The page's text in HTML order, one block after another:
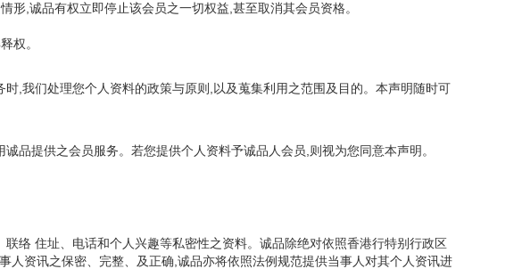
,诚品有权立即停止该会员之一切权益,甚至取消其会员资格。
权。
,我们处理您个人资料的政策与原则,以及蒐集利用之范围及目的。本声明随时可
品提供之会员服务。若您提供个人资料予诚品人会员,则视为您同意本声明。
络 住址、电话和个人兴趣等私密性之资料。诚品除绝对依照香港行特别行政区
人资讯之保密、完整、及正确,诚品亦将依照法例规范提供当事人对其个人资讯进